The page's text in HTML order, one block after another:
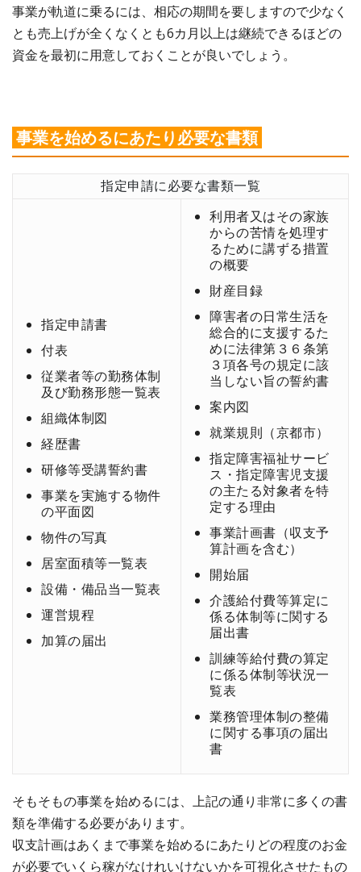
事業が軌道に乗るには、相応の期間を要しますので少なく
とも売上げが全くなくとも6カ月以上は継続できるほどの
資金を最初に用意しておくことが良いでしょう。
事業を始めるにあたり必要な書類
指定申請に必要な書類一覧
指定申請書
付表
従業者等の勤務体制
及び勤務形態一覧表
組織体制図
経歴書
研修等受講誓約書
事業を実施する物件
の平面図
物件の写真
居室面積等一覧表
設備・備品当一覧表
運営規程
加算の届出
利用者又はその家族
からの苦情を処理す
るために講ずる措置
の概要
財産目録
障害者の日常生活を
総合的に支援するた
めに法律第３６条第
３項各号の規定に該
当しない旨の誓約書
案内図
就業規則（京都市）
指定障害福祉サービ
ス・指定障害児支援
の主たる対象者を特
定する理由
事業計画書（収支予
算計画を含む）
開始届
介護給付費等算定に
係る体制等に関する
届出書
訓練等給付費の算定
に係る体制等状況一
覧表
業務管理体制の整備
に関する事項の届出
書
そもそもの事業を始めるには、上記の通り非常に多くの書
類を準備する必要があります。
収支計画はあくまで事業を始めるにあたりどの程度のお金
が必要でいくら稼がなけれいけないかを可視化させたもの